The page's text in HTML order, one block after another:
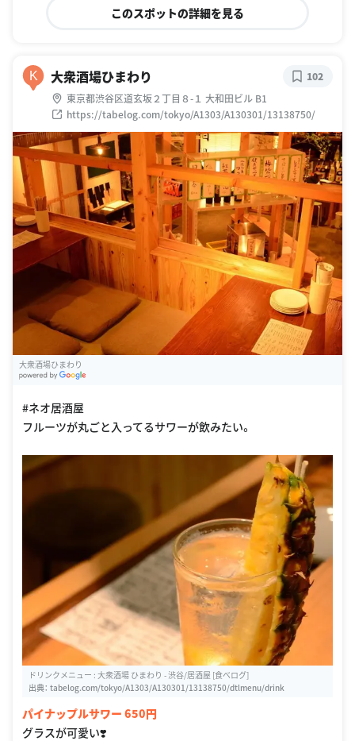
このスポットの詳細を見る
K 大衆酒場ひまわり
東京都渋谷区道玄坂２丁目８-１ 大和田ビル B1
https://tabelog.com/tokyo/A1303/A130301/13138750/
102
大衆酒場ひまわり
#ネオ居酒屋
フルーツが丸ごと入ってるサワーが飲みたい。
ドリンクメニュー : 大衆酒場 ひまわり - 渋谷/居酒屋 [食べログ]
出典： tabelog.com/tokyo/A1303/A130301/13138750/dtlmenu/drink
パイナップルサワー 650円
グラスが可愛い❣️